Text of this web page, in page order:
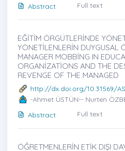
Abstract
Full text
EĞİTİM ÖRGÜTLERİNDE
YÖNETİLENLERİN DUYGUSAL
MANAGER MOBBİNG IN
ORGANİZATİONS AND THE
REVENGE OF THE MANAGED
http://dx.doi.org/10.31569/
-Ahmet ÜSTÜN-- Nurten
Abstract
Full text
ÖĞRETMENLERİN ETİK DIŞI